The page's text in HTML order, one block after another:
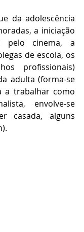
da adolescência
a iniciação
pelo cinema, a
de escola, os
profissionais)
adulta (forma-se
a trabalhar como
envolve-se
casada, alguns